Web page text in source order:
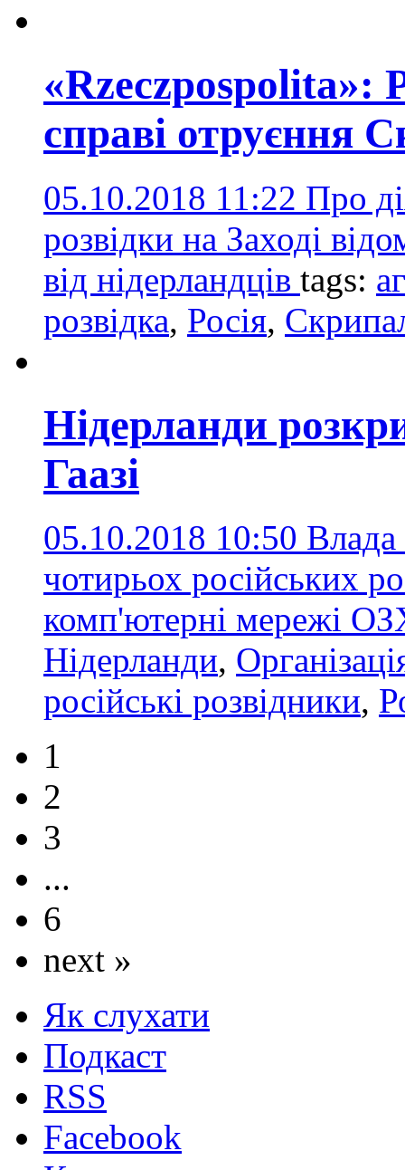
«Rzeczpospolita»:
справі отруєння
05.10.2018 11:22 Про
розвідки на Заході
від нідерландців tags:
розвідка, Росія,
Нідерланди
Гаазі
05.10.2018 10:50 Влада
чотирьох російських
комп'ютерні мережі
Нідерланди,
російські розвідники,
1
2
3
...
6
next »
Як слухати
Подкаст
RSS
Facebook